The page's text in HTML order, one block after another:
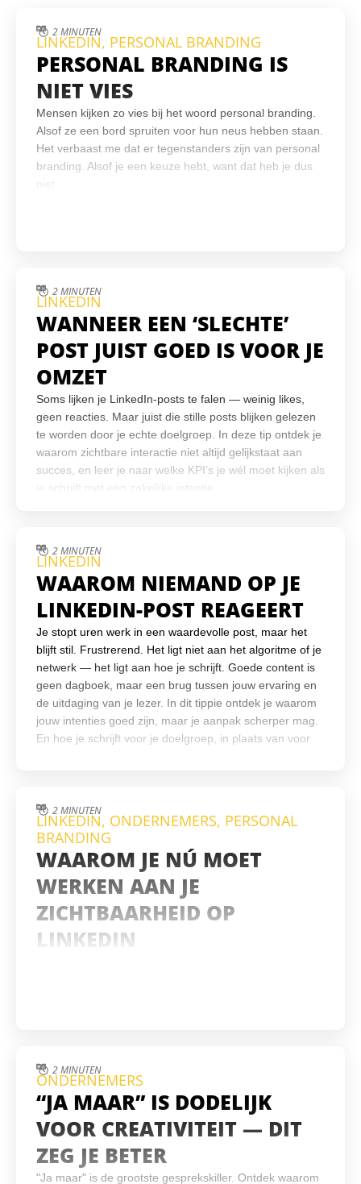
2 MINUTEN
LINKEDIN, PERSONAL BRANDING
PERSONAL BRANDING IS
NIET VIES
Mensen kijken zo vies bij het woord personal branding.
Alsof ze een bord spruiten voor hun neus hebben staan.
Het verbaast me dat er tegenstanders zijn van personal
branding. Alsof je een keuze hebt, want dat heb je dus
niet.
2 MINUTEN
LINKEDIN
WANNEER EEN ‘SLECHTE’
POST JUIST GOED IS VOOR JE
OMZET
Soms lijken je LinkedIn-posts te falen — weinig likes,
geen reacties. Maar juist die stille posts blijken gelezen
te worden door je echte doelgroep. In deze tip ontdek je
waarom zichtbare interactie niet altijd gelijkstaat aan
succes, en leer je naar welke KPI’s je wél moet kijken als
je schrijft met een zakelijke intentie.
2 MINUTEN
LINKEDIN
WAAROM NIEMAND OP JE
LINKEDIN-POST REAGEERT
Je stopt uren werk in een waardevolle post, maar het
blijft stil. Frustrerend. Het ligt niet aan het algoritme of je
netwerk — het ligt aan hoe je schrijft. Goede content is
geen dagboek, maar een brug tussen jouw ervaring en
de uitdaging van je lezer. In dit tippie ontdek je waarom
jouw intenties goed zijn, maar je aanpak scherper mag.
En hoe je schrijft voor je doelgroep, in plaats van voor
2 MINUTEN
LINKEDIN, ONDERNEMERS, PERSONAL
BRANDING
WAAROM JE NÚ MOET
WERKEN AAN JE
ZICHTBAARHEID OP
LINKEDIN
2 MINUTEN
ONDERNEMERS
“JA MAAR” IS DODELIJK
VOOR CREATIVITEIT — DIT
ZEG JE BETER
"Ja maar" is de grootste gesprekskiller. Ontdek waarom